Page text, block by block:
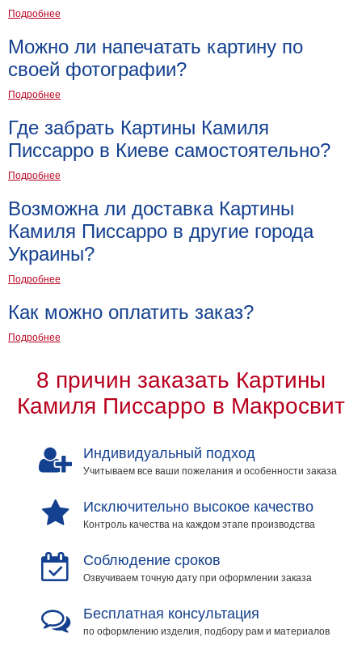
Подробнее
Можно ли напечатать картину по
своей фотографии?
Подробнее
Где забрать Картины Камиля
Писсарро в Киеве самостоятельно?
Подробнее
Возможна ли доставка Картины
Камиля Писсарро в другие города
Украины?
Подробнее
Как можно оплатить заказ?
Подробнее
8 причин заказать Картины
Камиля Писсарро в Макросвит
Индивидуальный подход
Учитываем все ваши пожелания и особенности заказа
Исключительно высокое качество
Контроль качества на каждом этапе производства
Соблюдение сроков
Озвучиваем точную дату при оформлении заказа
Бесплатная консультация
по оформлению изделия, подбору рам и материалов